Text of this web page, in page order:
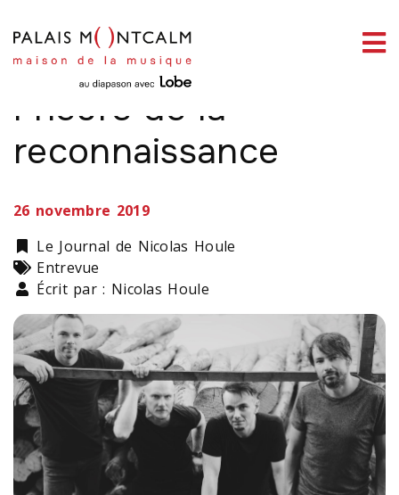
The Pineapple Thief :
l’heure de la
reconnaissance
26 novembre 2019
Catégorie
Le Journal de Nicolas Houle
Types
Entrevue
Écrit par : Nicolas Houle